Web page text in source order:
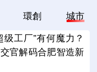
環創 城市
级工厂”有何魔力？
官解码合肥智造新